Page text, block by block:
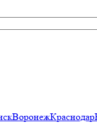
ВоронежКраснодар